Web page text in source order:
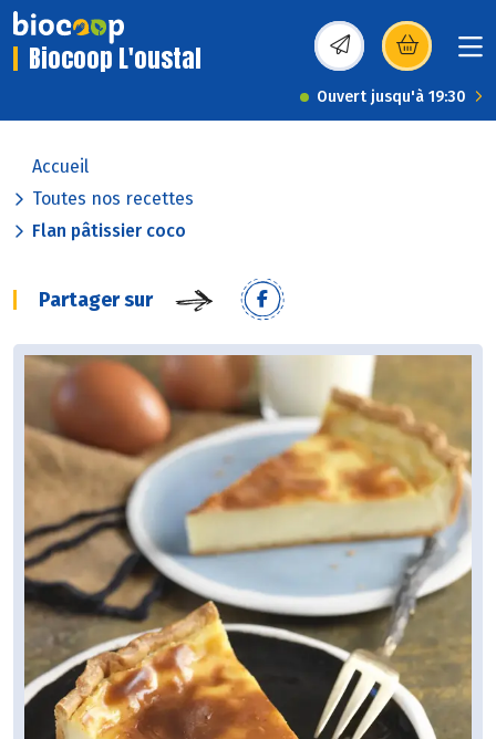
Biocoop L'oustal (s’ouvre dans une
Ouvert jusqu'à 19:30
Accueil
Toutes nos recettes
Flan pâtissier coco
Partager sur